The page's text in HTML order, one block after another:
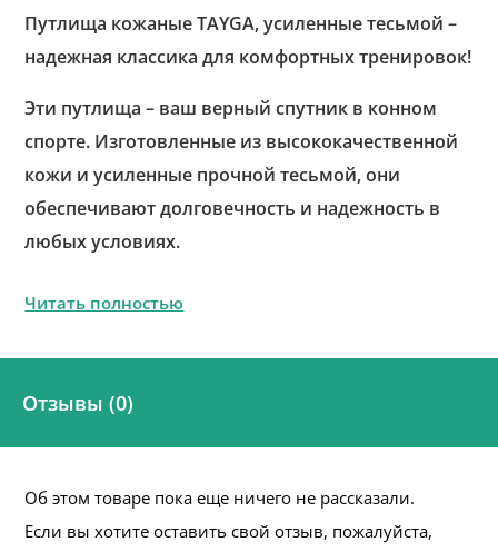
Путлища кожаные TAYGA, усиленные тесьмой –
надежная классика для комфортных тренировок!
Эти путлища – ваш верный спутник в конном
спорте. Изготовленные из высококачественной
кожи и усиленные прочной тесьмой, они
обеспечивают долговечность и надежность в
любых условиях.
Читать полностью
Отзывы (0)
Об этом товаре пока еще ничего не рассказали.
Если вы хотите оставить свой отзыв, пожалуйста,